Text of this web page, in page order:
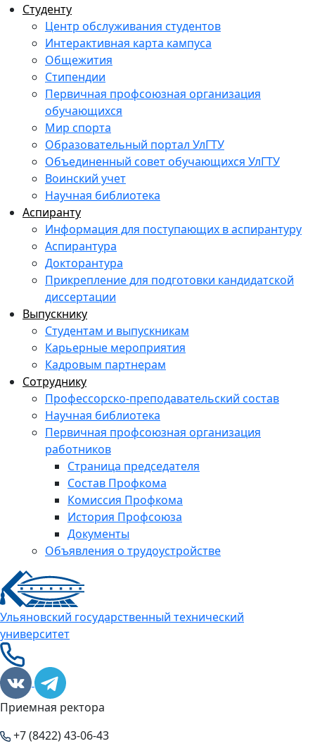
Студенту
Центр обслуживания студентов
Интерактивная карта кампуса
Общежития
Стипендии
Первичная профсоюзная организация
обучающихся
Мир спорта
Образовательный портал УлГТУ
Объединенный совет обучающихся УлГТУ
Воинский учет
Научная библиотека
Аспиранту
Информация для поступающих в аспирантуру
Аспирантура
Докторантура
Прикрепление для подготовки кандидатской
диссертации
Выпускнику
Студентам и выпускникам
Карьерные мероприятия
Кадровым партнерам
Сотруднику
Профессорско-преподавательский состав
Научная библиотека
Первичная профсоюзная организация
работников
Страница председателя
Состав Профкома
Комиссия Профкома
История Профсоюза
Документы
Объявления о трудоустройстве
Ульяновский государственный технический
университет
Приемная ректора
+7 (8422) 43-06-43